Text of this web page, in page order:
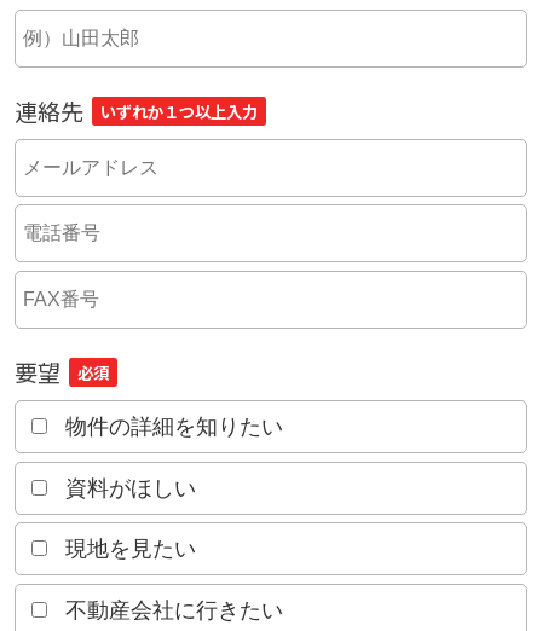
連絡先 いずれか１つ以上入力
要望 必須
物件の詳細を知りたい
資料がほしい
現地を見たい
不動産会社に行きたい